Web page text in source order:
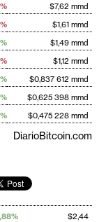
$7,62 mmd
$1,61 mmd
$1,49 mmd
$1,12 mmd
$0,837 612 mmd
$0,625 398 mmd
$0,475 228 mmd
DiarioBitcoin.com
$2,44